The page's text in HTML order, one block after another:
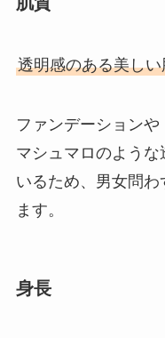
透明感のある美しい
ファンデーションや
マシュマロのよう
いるため、男女問
ます。
身長